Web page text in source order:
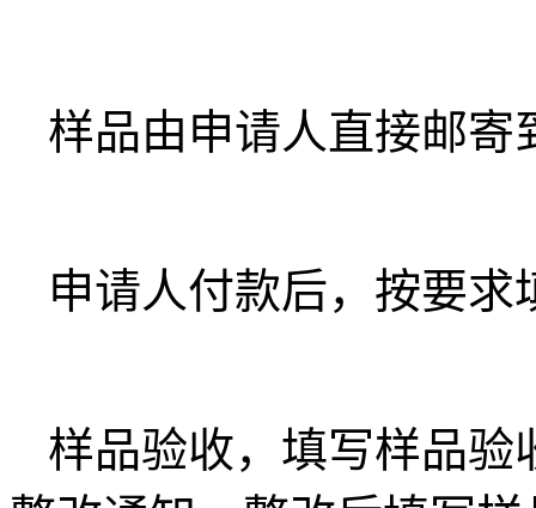
样品由申请人直接邮寄
申请人付款后，按要求
样品验收，填写样品验